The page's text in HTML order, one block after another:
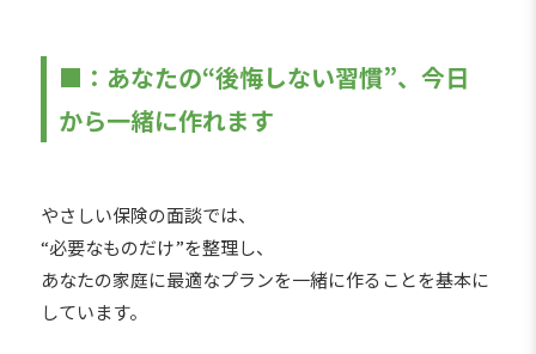
■：あなたの“後悔しない習慣”、今日
から一緒に作れます
やさしい保険の面談では、
“必要なものだけ”を整理し、
あなたの家庭に最適なプランを一緒に作ることを基本に
しています。